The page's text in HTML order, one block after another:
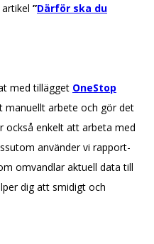
”Därför ska du
med tillägget OneStop
manuellt arbete och gör det
också enkelt att arbeta med
använder vi rapport-
omvandlar aktuell data till
dig att smidigt och